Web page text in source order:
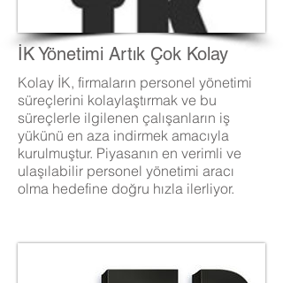
İK Yönetimi Artık Çok Kolay
Kolay İK, firmaların personel yönetimi
süreçlerini kolaylaştırmak ve bu
süreçlerle ilgilenen çalışanların iş
yükünü en aza indirmek amacıyla
kurulmuştur. Piyasanın en verimli ve
ulaşılabilir personel yönetimi aracı
olma hedefine doğru hızla ilerliyor.